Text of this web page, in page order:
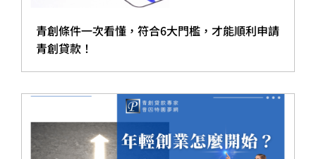
青創條件一次看懂，符合6大門檻，才能順利申請
青創貸款！